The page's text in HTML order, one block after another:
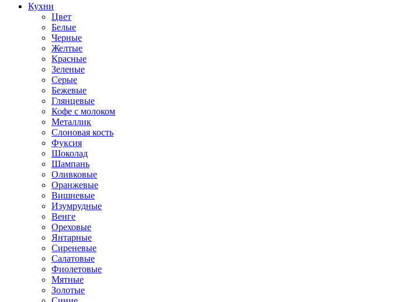
Кухни
Цвет
Белые
Черные
Желтые
Красные
Зеленые
Серые
Бежевые
Глянцевые
Кофе с молоком
Металлик
Слоновая кость
Фуксия
Шоколад
Шампань
Оливковые
Оранжевые
Вишневые
Изумрудные
Венге
Ореховые
Янтарные
Сиреневые
Салатовые
Фиолетовые
Мятные
Золотые